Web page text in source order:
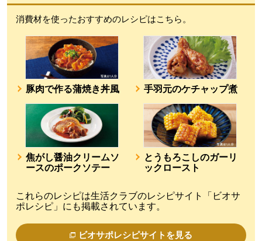
消費材を使ったおすすめのレシピはこちら。
豚肉で作る蒲焼き丼風 手羽元のケチャップ煮
焦がし醤油クリームソ
ースのポークソテー
とうもろこしのガーリ
ックロースト
これらのレシピは生活クラブのレシピサイト「ビオサ
ポレシピ」にも掲載されています。
ビオサポレシピサイトを見る